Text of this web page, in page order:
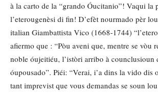
à la carto de la “grando Óucitanio”! Vaqui la
l’eterougenèsi di fin! D’efèt nourmado pèr
italian Giambattista Vico (1668-1744)
afiermo que : “Pòu aveni que, mentre se vòu
noble óujeitiéu, l’istòri arribo à counclusioun
óupousado”. Piéi: “Verai, i’a dins la vido dis
tant imprevist que vous demandas se soun